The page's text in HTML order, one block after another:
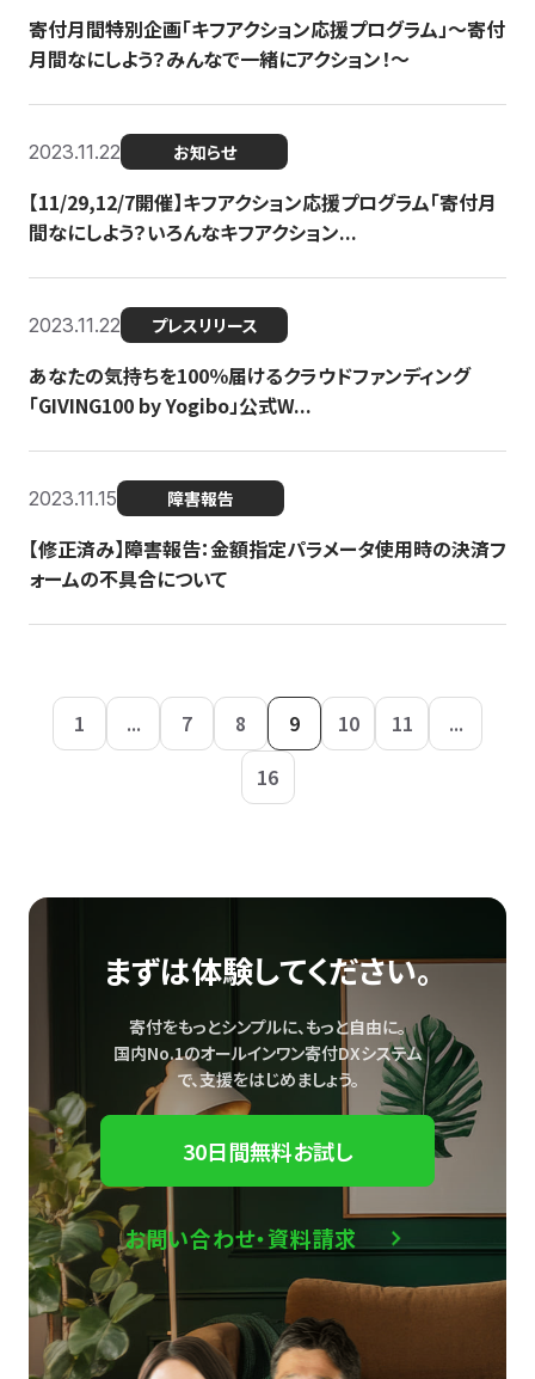
寄付月間特別企画「キフアクション応援プログラム」〜寄付
月間なにしよう？みんなで一緒にアクション！〜
2023.11.22 お知らせ
【11/29,12/7開催】キフアクション応援プログラム「寄付月
間なにしよう？いろんなキフアクション...
2023.11.22 プレスリリース
あなたの気持ちを100％届けるクラウドファンディング
「GIVING100 by Yogibo」公式W...
2023.11.15 障害報告
【修正済み】障害報告：金額指定パラメータ使用時の決済フ
ォームの不具合について
1 ... 7 8 9 10 11
...
16
まずは体験してください。
寄付をもっとシンプルに、もっと自由に。
国内No.1のオールインワン寄付DXシステム
で、支援をはじめましょう。
30日間無料お試し
お問い合わせ・資料請求